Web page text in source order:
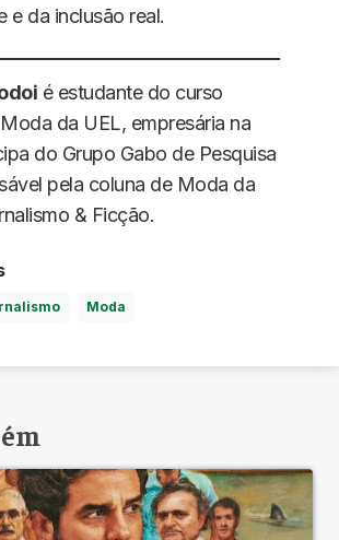
e da inclusão real.
é estudante do curso
da UEL, empresária na
do Grupo Gabo de Pesquisa
pela coluna de Moda da
& Ficção.
Moda